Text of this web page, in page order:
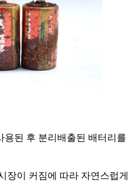
된 후 분리배출된 배터리를
장이 커짐에 따라 자연스럽게